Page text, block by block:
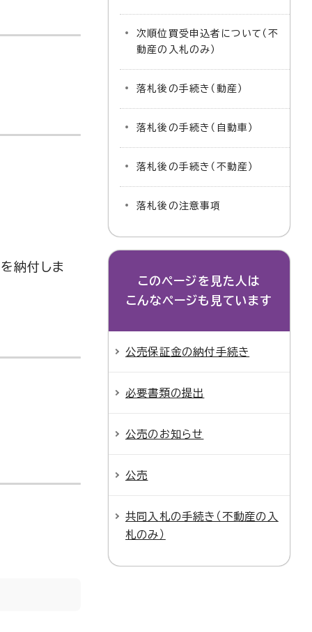
納付しま
次順位買受申込者について（不
動産の入札のみ）
落札後の手続き（動産）
落札後の手続き（自動車）
落札後の手続き（不動産）
落札後の注意事項
このページを見た人は
こんなページも見ています
公売保証金の納付手続き
必要書類の提出
公売のお知らせ
公売
共同入札の手続き（不動産の入
札のみ）